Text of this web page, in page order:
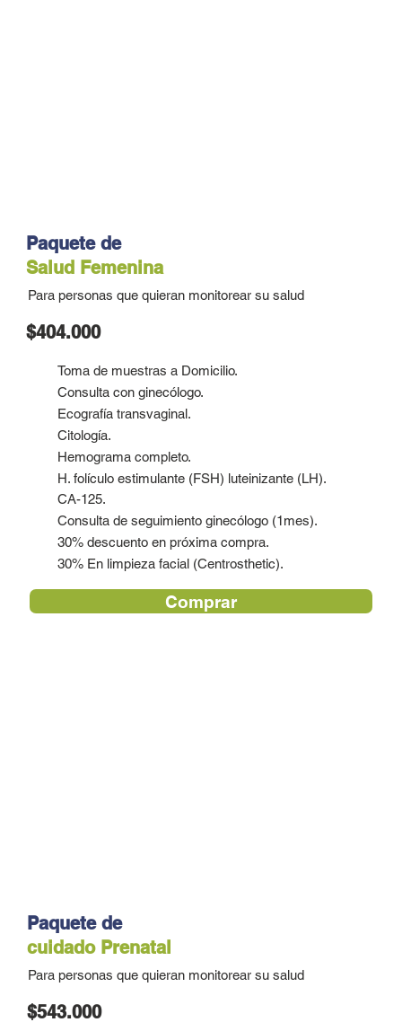
Paquete de
Salud Femenina
Para personas que quieran monitorear su salud
$404.000
Toma de muestras a Domicilio.
Consulta con ginecólogo.
Ecografía transvaginal.
Citología.
Hemograma completo.
H. folículo estimulante (FSH) luteinizante (LH).
CA-125.
Consulta de seguimiento ginecólogo (1mes).
30% descuento en próxima compra.
30% En limpieza facial (Centrosthetic).
Comprar
Paquete de
cuidado Prenatal
Para personas que quieran monitorear su salud
$543.000